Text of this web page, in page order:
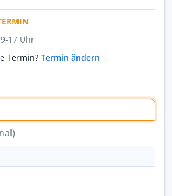
9-17 Uhr
Termin? Termin ändern